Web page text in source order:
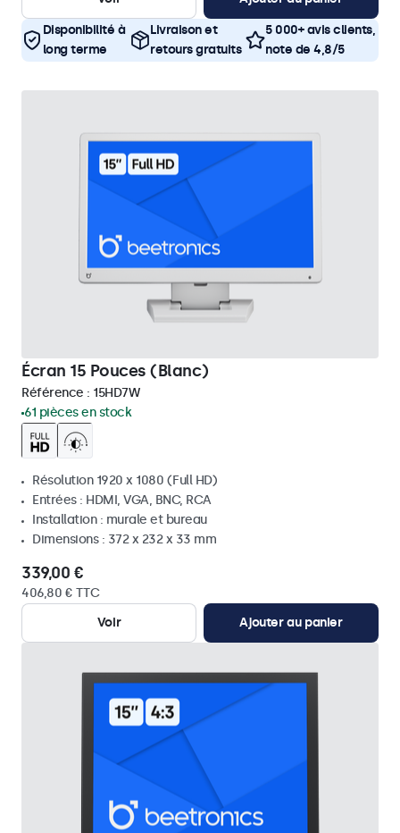
Disponibilité à
long terme
Livraison et
retours gratuits
5 000+ avis clients,
note de 4,8/5
Écran 15 Pouces (Blanc)
Référence : 15HD7W
61 pièces en stock
Résolution 1920 x 1080 (Full HD)
Entrées : HDMI, VGA, BNC, RCA
Installation : murale et bureau
Dimensions : 372 x 232 x 33 mm
339,00 €
406,80 € TTC
Voir
Ajouter au panier